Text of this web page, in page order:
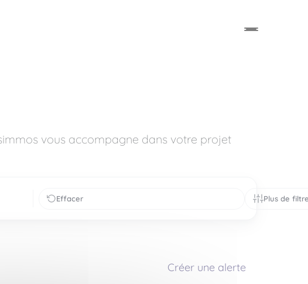
vous accompagne dans votre projet
Effacer Plus de
Créer une alerte